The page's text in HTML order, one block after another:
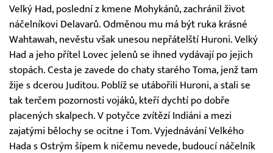
Velký Had, poslední z kmene Mohykánů, zachránil život
náčelníkovi Delavarů. Odměnou mu má být ruka krásné
Wahtawah, nevěstu však unesou nepřátelští Huroni. Velký
Had a jeho přítel Lovec jelenů se ihned vydávají po jejich
stopách. Cesta je zavede do chaty starého Toma, jenž tam
žije s dcerou Juditou. Poblíž se utábořili Huroni, a stali se
tak terčem pozornosti vojáků, kteří dychtí po dobře
placených skalpech. V potyčce zvítězí Indiáni a mezi
zajatými bělochy se ocitne i Tom. Vyjednávání Velkého
Hada s Ostrým šípem k ničemu nevede, budoucí náčelník